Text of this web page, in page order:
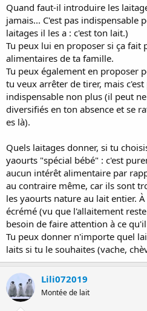
Quand faut-il introduire les
jamais... C'est pas indispensable
laitages il les a : c'est ton lait.)
Tu peux lui en proposer si ça fait
alimentaires de ta famille.
Tu peux également en proposer
tu veux arrêter de tirer, mais
indispensable non plus (il peut
diversifiés en ton absence et se
es là).
Quels laitages donner, si tu
yaourts "spécial bébé" : c'est
aucun intérêt alimentaire par
au contraire même, car ils sont
les yaourts nature au lait entier.
écrémé (vu que l'allaitement
besoin de faire attention à ce
Tu peux donner n'importe quel
laits si tu le souhaites (vache,
Lili072019
Montée de lait